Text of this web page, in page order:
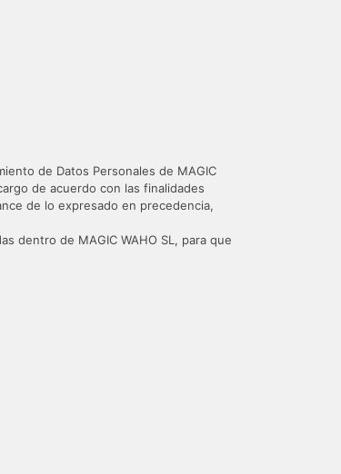
de Datos Personales de MAGIC
de acuerdo con las finalidades
de lo expresado en precedencia,
dentro de MAGIC WAHO SL, para que